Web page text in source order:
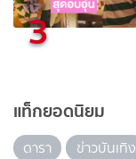
3
แท็กยอดนิยม
ดารา ข่าวบันเทิง